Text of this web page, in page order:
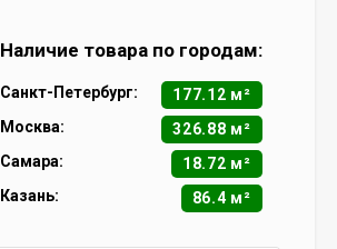
Наличие товара по городам:
Санкт-Петербург:
177.12 м²
Москва:
326.88 м²
Самара:
18.72 м²
Казань:
86.4 м²